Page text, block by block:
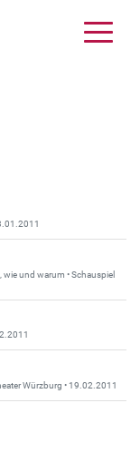
und warum • Schauspiel
Würzburg • 19.02.2011